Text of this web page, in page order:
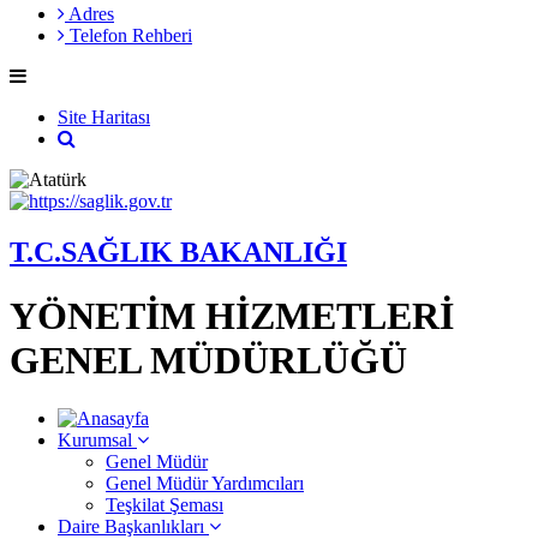
Adres
Telefon Rehberi
Site Haritası
T.C.SAĞLIK BAKANLIĞI
YÖNETİM HİZMETLERİ
GENEL MÜDÜRLÜĞÜ
Kurumsal
Genel Müdür
Genel Müdür Yardımcıları
Teşkilat Şeması
Daire Başkanlıkları